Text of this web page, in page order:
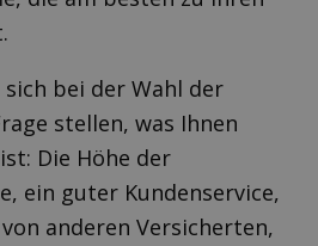
bei der Wahl der
stellen, was Ihnen
Die Höhe der
ein guter Kundenservice,
anderen Versicherten,